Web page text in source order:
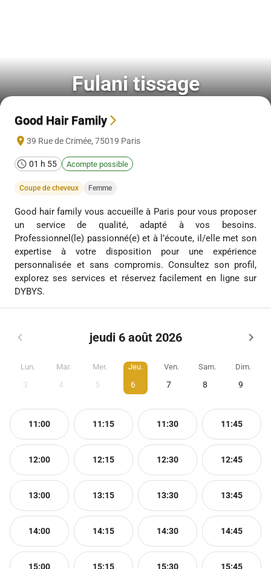
Fulani tissage
Good Hair Family
39 Rue de Crimée, 75019 Paris
01 h 55 Acompte possible
Coupe de cheveux Femme
Good hair family vous accueille à Paris pour vous proposer
un service de qualité, adapté à vos besoins.
Professionnel(le) passionné(e) et à l’écoute, il/elle met son
expertise à votre disposition pour une expérience
personnalisée et sans compromis. Consultez son profil,
explorez ses services et réservez facilement en ligne sur
DYBYS.
jeudi 6 août 2026
Lun.
3
Mar.
4
Mer.
5
Jeu.
6
Ven.
7
Sam.
8
Dim.
9
11:00 11:15 11:30 11:45
12:00 12:15 12:30 12:45
13:00 13:15 13:30 13:45
14:00 14:15 14:30 14:45
15:00 15:15 15:30 15:45